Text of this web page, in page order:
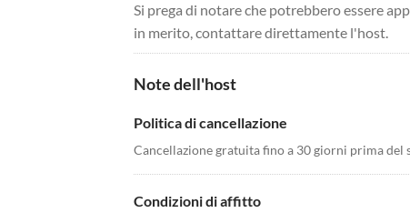
Si prega di notare che potrebbero essere
in merito, contattare direttamente l'host.
Note dell'host
Politica di cancellazione
Cancellazione gratuita fino a 30 giorni prima del
Condizioni di affitto